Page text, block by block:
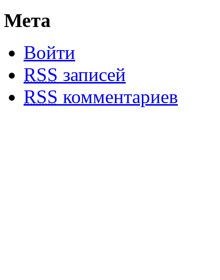
Мета
Войти
RSS записей
RSS комментариев